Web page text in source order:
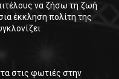
να ζήσω τη ζωή
έκκληση πολίτη της
στις φωτιές στην